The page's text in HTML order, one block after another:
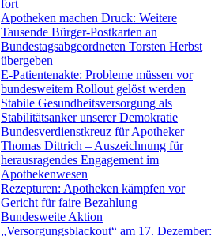
fort
Apotheken machen Druck: Weitere
Tausende Bürger-Postkarten an
Bundestagsabgeordneten Torsten Herbst
übergeben
E-Patientenakte: Probleme müssen vor
bundesweitem Rollout gelöst werden
Stabile Gesundheitsversorgung als
Stabilitätsanker unserer Demokratie
Bundesverdienstkreuz für Apotheker
Thomas Dittrich – Auszeichnung für
herausragendes Engagement im
Apothekenwesen
Rezepturen: Apotheken kämpfen vor
Gericht für faire Bezahlung
Bundesweite Aktion
„Versorgungsblackout“ am 17. Dezember: